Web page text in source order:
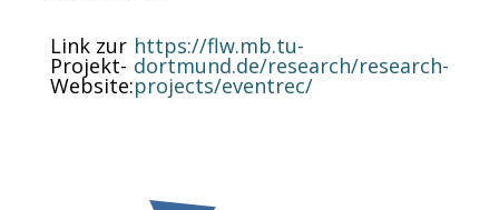
Link zur
Projekt-
Website:
https://flw.mb.tu-
dortmund.de/research/research-
projects/eventrec/